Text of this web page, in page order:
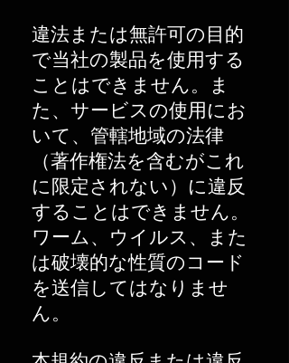
違法または無許可の目的
で当社の製品を使用する
ことはできません。ま
た、サービスの使用にお
いて、管轄地域の法律
（著作権法を含むがこれ
に限定されない）に違反
することはできません。
ワーム、ウイルス、また
は破壊的な性質のコード
を送信してはなりませ
ん。